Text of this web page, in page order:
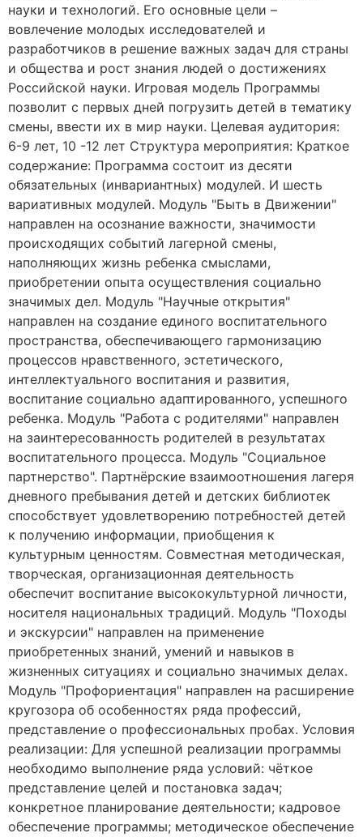
науки и технологий. Его основные цели –
вовлечение молодых исследователей и
разработчиков в решение важных задач для страны
и общества и рост знания людей о достижениях
Российской науки. Игровая модель Программы
позволит с первых дней погрузить детей в тематику
смены, ввести их в мир науки. Целевая аудитория:
6-9 лет, 10 -12 лет Структура мероприятия: Краткое
содержание: Программа состоит из десяти
обязательных (инвариантных) модулей. И шесть
вариативных модулей. Модуль "Быть в Движении"
направлен на осознание важности, значимости
происходящих событий лагерной смены,
наполняющих жизнь ребенка смыслами,
приобретении опыта осуществления социально
значимых дел. Модуль "Научные открытия"
направлен на создание единого воспитательного
пространства, обеспечивающего гармонизацию
процессов нравственного, эстетического,
интеллектуального воспитания и развития,
воспитание социально адаптированного, успешного
ребенка. Модуль "Работа с родителями" направлен
на заинтересованность родителей в результатах
воспитательного процесса. Модуль "Социальное
партнерство". Партнёрские взаимоотношения лагеря
дневного пребывания детей и детских библиотек
способствует удовлетворению потребностей детей
к получению информации, приобщения к
культурным ценностям. Совместная методическая,
творческая, организационная деятельность
обеспечит воспитание высококультурной личности,
носителя национальных традиций. Модуль "Походы
и экскурсии" направлен на применение
приобретенных знаний, умений и навыков в
жизненных ситуациях и социально значимых делах.
Модуль "Профориентация" направлен на расширение
кругозора об особенностях ряда профессий,
представление о профессиональных пробах. Условия
реализации: Для успешной реализации программы
необходимо выполнение ряда условий: чёткое
представление целей и постановка задач;
конкретное планирование деятельности; кадровое
обеспечение программы; методическое обеспечение